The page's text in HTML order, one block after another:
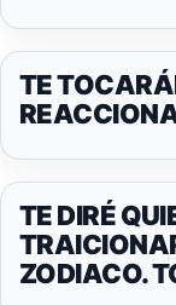
TE
TE DIRÉ
ZODIACO.